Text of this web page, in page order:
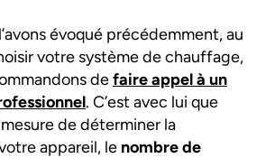
évoqué précédemment, au
votre système de chauffage,
defaire appel à un
. C’est avec lui que
de déterminer la
appareil, le nombre de